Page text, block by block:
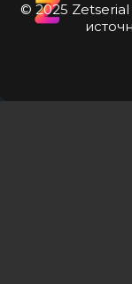
© 2025